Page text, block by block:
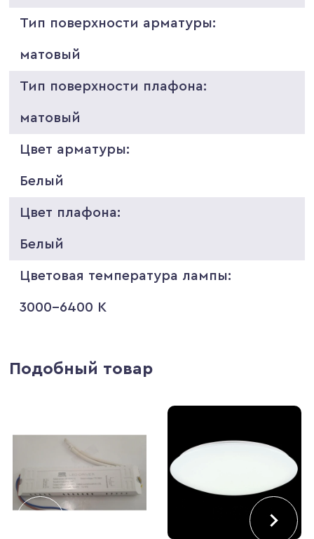
Тип поверхности арматуры:
матовый
Тип поверхности плафона:
матовый
Цвет арматуры:
Белый
Цвет плафона:
Белый
Цветовая температура лампы:
3000-6400 K
Подобный товар